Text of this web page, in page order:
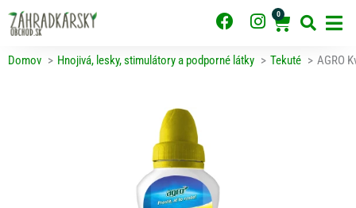
na
obsah
F
c
I
s
0
Cart
Domov Hnojivá, lesky, stimulátory a podporné látky Tekuté AGRO